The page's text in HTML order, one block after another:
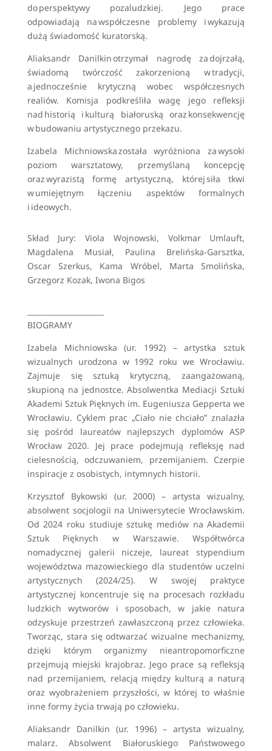
do perspektywy pozaludzkiej. Jego prace
odpowiadają na współczesne problemy i wykazują
dużą świadomość kuratorską.
Aliaksandr Danilkin otrzymał nagrodę za dojrzałą,
świadomą twórczość zakorzenioną w tradycji,
a jednocześnie krytyczną wobec współczesnych
realiów. Komisja podkreśliła wagę jego refleksji
nad historią i kulturą białoruską oraz konsekwencję
w budowaniu artystycznego przekazu.
Izabela Michniowska została wyróżniona za wysoki
poziom warsztatowy, przemyślaną koncepcję
oraz wyrazistą formę artystyczną, której siła tkwi
w umiejętnym łączeniu aspektów formalnych
i ideowych.
Skład Jury: Viola Wojnowski, Volkmar Umlauft,
Magdalena Musiał, Paulina Brelińska-Garsztka,
Oscar Szerkus, Kama Wróbel, Marta Smolińska,
Grzegorz Kozak, Iwona Bigos
BIOGRAMY
Izabela Michniowska (ur. 1992) – artystka sztuk
wizualnych urodzona w 1992 roku we Wrocławiu.
Zajmuje się sztuką krytyczną, zaangażowaną,
skupioną na jednostce. Absolwentka Mediacji Sztuki
Akademi Sztuk Pięknych im. Eugeniusza Gepperta we
Wrocławiu. Cyklem prac „Ciało nie chciało” znalazła
się pośród laureatów najlepszych dyplomów ASP
Wrocław 2020. Jej prace podejmują refleksję nad
cielesnością, odczuwaniem, przemijaniem. Czerpie
inspiracje z osobistych, intymnych historii.
Krzysztof Bykowski (ur. 2000) – artysta wizualny,
absolwent socjologii na Uniwersytecie Wrocławskim.
Od 2024 roku studiuje sztukę mediów na Akademii
Sztuk Pięknych w Warszawie. Współtwórca
nomadycznej galerii niczeje, laureat stypendium
województwa mazowieckiego dla studentów uczelni
artystycznych (2024/25). W swojej praktyce
artystycznej koncentruje się na procesach rozkładu
ludzkich wytworów i sposobach, w jakie natura
odzyskuje przestrzeń zawłaszczoną przez człowieka.
Tworząc, stara się odtwarzać wizualne mechanizmy,
dzięki którym organizmy nieantropomorficzne
przejmują miejski krajobraz. Jego prace są refleksją
nad przemijaniem, relacją między kulturą a naturą
oraz wyobrażeniem przyszłości, w której to właśnie
inne formy życia trwają po człowieku.
Aliaksandr Danilkin (ur. 1996) – artysta wizualny,
malarz. Absolwent Białoruskiego Państwowego